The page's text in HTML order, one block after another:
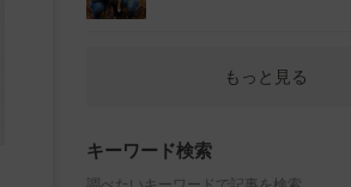
もっと見る
キーワード検索